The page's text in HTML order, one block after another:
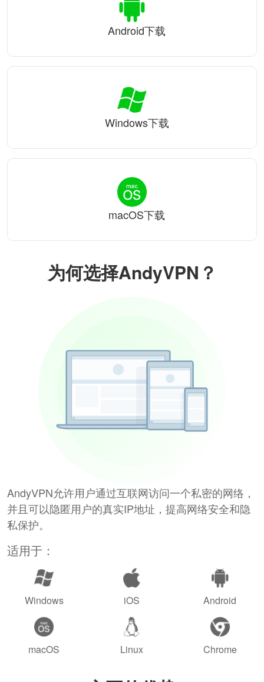
为何选择AndyVPN？
AndyVPN允许用户通过互联网访问一个私密的网络，
并且可以隐匿用户的真实IP地址，提高网络安全和隐
私保护。
适用于：
Windows iOS Android
macOS Linux Chrome
Android下载
Windows下载
macOS下载